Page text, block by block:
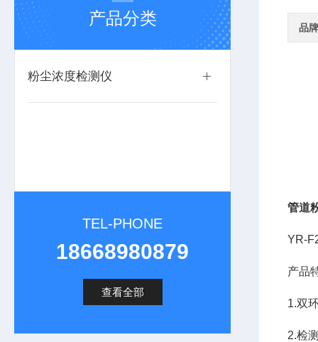
产品分类
粉尘浓度检测仪
TEL-PHONE
18668980879
查看全部
品牌
管道
YR-
产品
1.双
2.检